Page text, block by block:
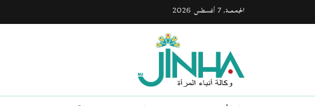
الجمعـة, 7 أغسطس 2026